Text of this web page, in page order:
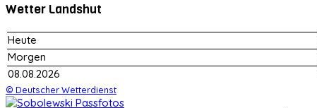
Wetter Landshut
Heute
Morgen
08.08.2026
© Deutscher Wetterdienst